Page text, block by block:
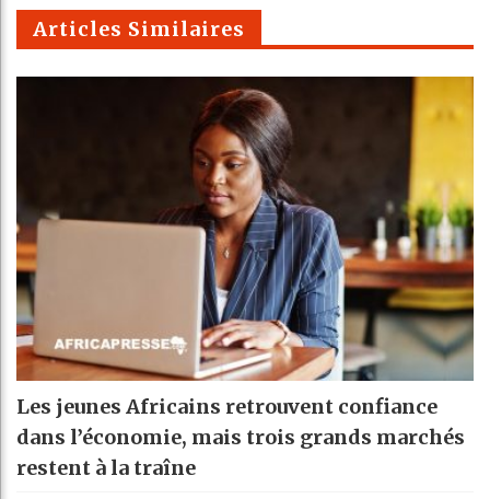
m
Articles Similaires
Les jeunes Africains retrouvent confiance
dans l’économie, mais trois grands marchés
restent à la traîne